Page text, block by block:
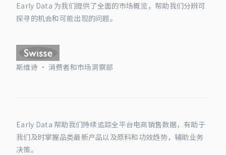
Early Data 为我们提供了全面的市场概览，帮助我们分辨可
探寻的机会和可能出现的问题。
斯维诗 · 消费者和市场洞察部
Early Data 帮助我们持续追踪全平台电商销售数据，有助于
我们及时掌握品类最新产品以及原料和功效趋势，辅助业务
决策。